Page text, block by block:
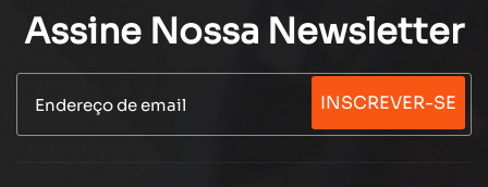
Assine Nossa Newsletter
INSCREVER-SE